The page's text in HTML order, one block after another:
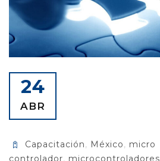
24
ABR
Capacitación, México, micro
controlador, microcontroladores